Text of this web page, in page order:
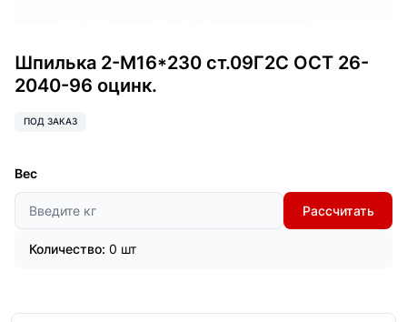
Шпилька 2-М16*230 ст.09Г2С ОСТ 26-
2040-96 оцинк.
ПОД ЗАКАЗ
Вес
Рассчитать
Количество: 0 шт